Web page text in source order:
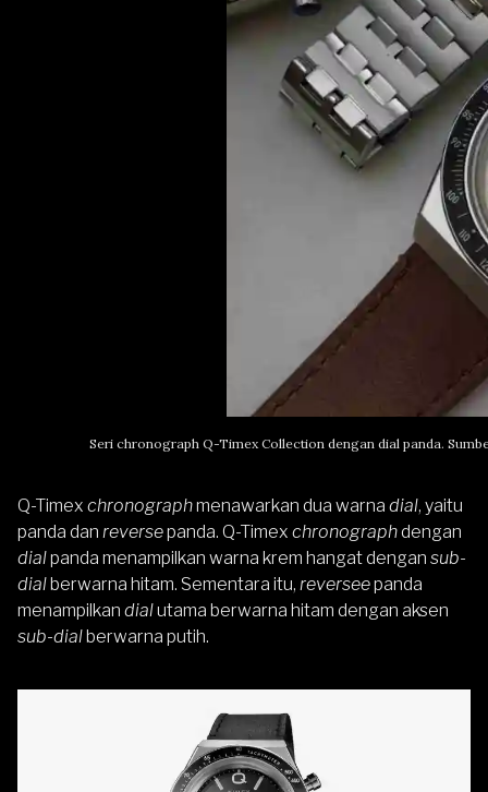
Seri chronograph Q-Timex Collection dengan dial panda.
Q-Timex chronographmenawarkan dua warna dial, yaitu
panda dan reversepanda. Q-Timex chronographdengan
dialpanda menampilkan warna krem hangat dengan sub-
dialberwarna hitam. Sementara itu, reverseepanda
menampilkan dialutama berwarna hitam dengan aksen
sub-dialberwarna putih.